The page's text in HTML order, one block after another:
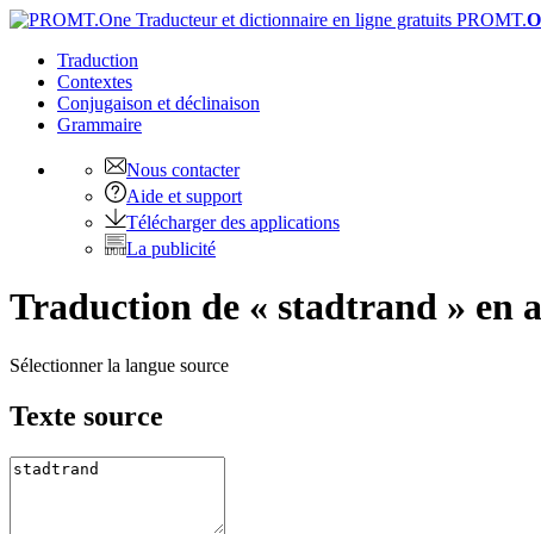
PROMT.
Traduction
Contextes
Conjugaison et déclinaison
Grammaire
Nous contacter
Aide et support
Télécharger des applications
La publicité
Traduction de « stadtrand » en
Sélectionner la langue source
Texte source